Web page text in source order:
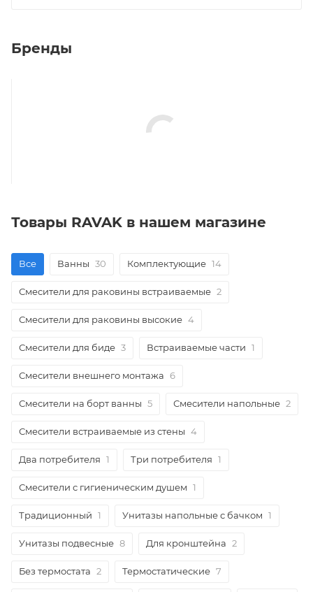
Бренды
Товары RAVAK в нашем магазине
Все Ванны 30 Комплектующие 14
Смесители для раковины встраиваемые 2
Смесители для раковины высокие 4
Смесители для биде 3 Встраиваемые части 1
Смесители внешнего монтажа 6
Смесители на борт ванны 5 Смесители напольные 2
Смесители встраиваемые из стены 4
Два потребителя 1 Три потребителя 1
Смесители с гигиеническим душем 1
Традиционный 1 Унитазы напольные с бачком 1
Унитазы подвесные 8 Для кронштейна 2
Без термостата 2 Термостатические 7